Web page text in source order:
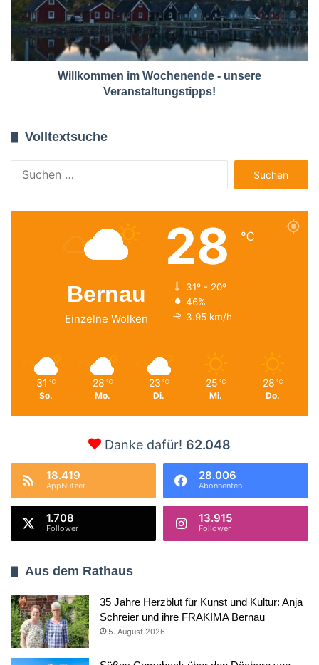
Willkommen im Wochenende - unsere
Veranstaltungstipps!
Volltextsuche
nach:
Bernau
Einzelne Wolken
28 ℃
31º - 20º
46%
3.95 km/h
31 ℃
So.
28 ℃
Mo.
23 ℃
Di.
25 ℃
Mi.
28 ℃
Do.
Danke dafür! 62.048
18.419
AppNutzer
28.006
Abonnenten
1.708
Follower
13.915
Follower
Aus dem Rathaus
35 Jahre Herzblut für Kunst und Kultur: Anja
Schreier und ihre FRAKIMA Bernau
5. August 2026